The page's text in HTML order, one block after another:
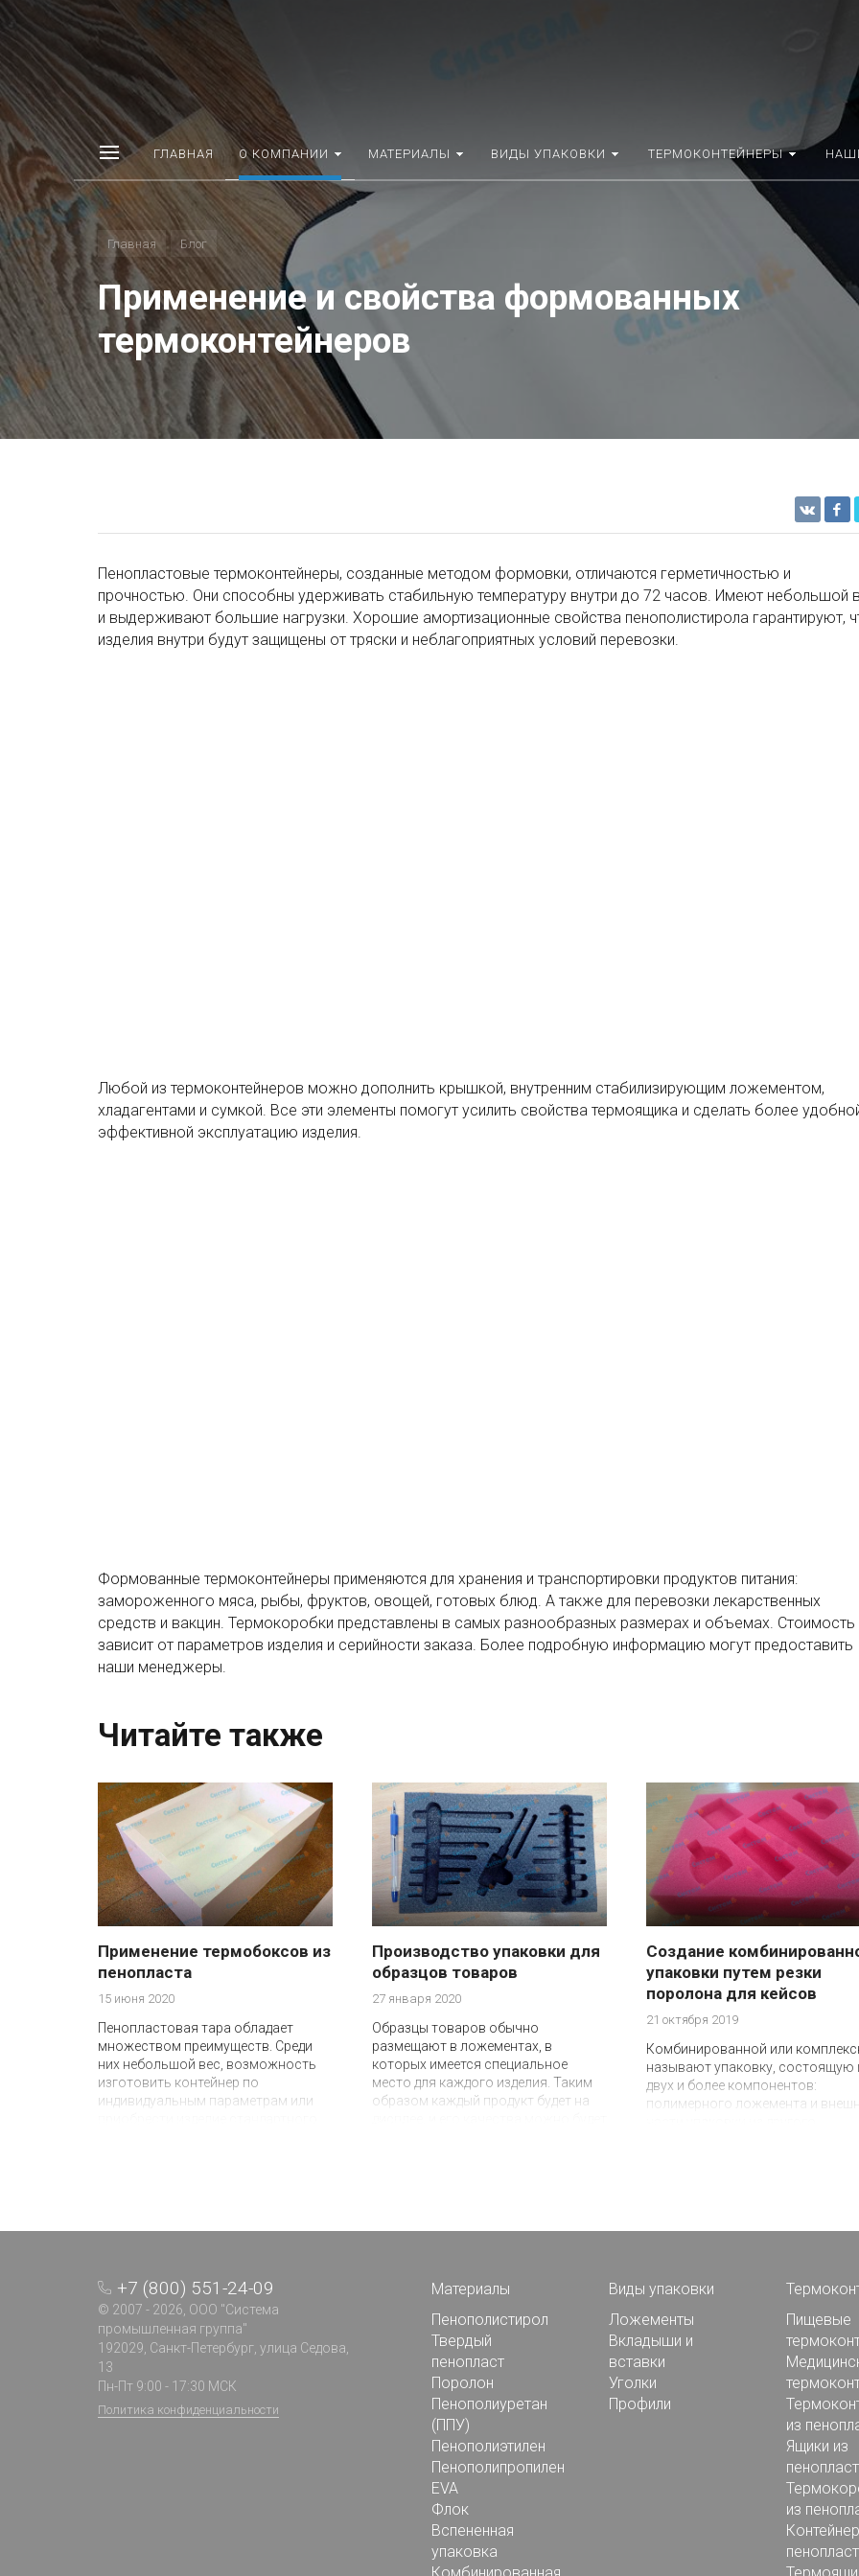
ГЛАВНАЯ О КОМПАНИИ МАТЕРИАЛЫ ВИДЫ УПАКОВКИ ТЕРМОКОНТЕЙНЕРЫ
Главная Блог
Применение и свойства формованных
термоконтейнеров
Пенопластовые термоконтейнеры, созданные методом формовки, отличаются герметичностью и
прочностью. Они способны удерживать стабильную температуру внутри до 72 часов. Имеют небольшой
и выдерживают большие нагрузки. Хорошие амортизационные свойства пенополистирола гарантируют,
изделия внутри будут защищены от тряски и неблагоприятных условий перевозки.
Любой из термоконтейнеров можно дополнить крышкой, внутренним стабилизирующим ложементом,
хладагентами и сумкой. Все эти элементы помогут усилить свойства термоящика и сделать более
эффективной эксплуатацию изделия.
Формованные термоконтейнеры применяются для хранения и транспортировки продуктов питания:
замороженного мяса, рыбы, фруктов, овощей, готовых блюд. А также для перевозки лекарственных
средств и вакцин. Термокоробки представлены в самых разнообразных размерах и объемах. Стоимость
зависит от параметров изделия и серийности заказа. Более подробную информацию могут предоставить
наши менеджеры.
Читайте также
Применение термобоксов из
пенопласта
15 июня 2020
Пенопластовая тара обладает
множеством преимуществ. Среди
них небольшой вес, возможность
изготовить контейнер по
индивидуальным параметрам или
свойства: заданный внутри тары
Производство упаковки для
образцов товаров
27 января 2020
Образцы товаров обычно
размещают в ложементах, в
которых имеется специальное
место для каждого изделия. Таким
образом каждый продукт будет на
Создание
упаковки путем резки
поролона для кейсов
21 октября 2019
Комбинированной или
называют упаковку, состоящую
двух и более компонентов:
полимерного ложемента и
+7 (800) 551-24-09
© 2007 - 2026, ООО "Система
промышленная группа"
192029, Санкт-Петербург, улица Седова,
13
Пн-Пт 9:00 - 17:30 МСК
Политика конфиденциальности
Материалы
Пенополистирол
Твердый
пенопласт
Поролон
Пенополиуретан
(ППУ)
Пенополиэтилен
Пенополипропилен
EVA
Флок
Вспененная
упаковка
Виды упаковки
Ложементы
Вкладыши и
вставки
Уголки
Профили
Пищевые
из
Ящики из
из